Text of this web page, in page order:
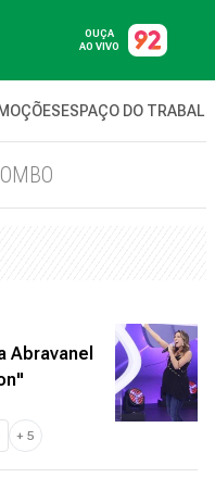
OUÇA
AO VIVO
ESPAÇO DO
Abravanel
+ 5